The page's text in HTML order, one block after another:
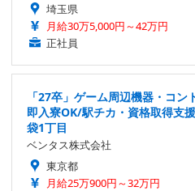
埼玉県
月給30万5,000円～42万円
正社員
「27卒」ゲーム周辺機器・コ
即入寮OK/駅チカ・資格取得支
袋1丁目
ベンタス株式会社
東京都
月給25万900円～32万円